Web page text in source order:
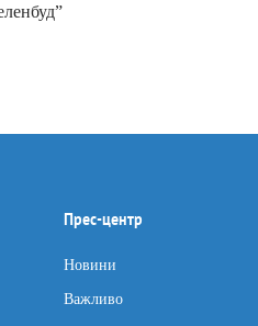
Прес-центр
Новини
Важливо